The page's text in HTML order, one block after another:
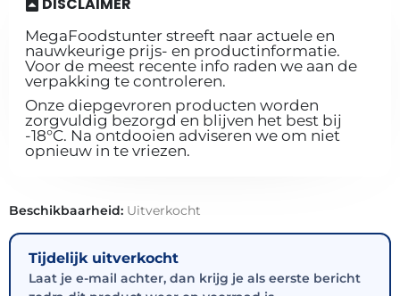
DISCLAIMER
MegaFoodstunter streeft naar actuele en
nauwkeurige prijs- en productinformatie.
Voor de meest recente info raden we aan de
verpakking te controleren.
Onze diepgevroren producten worden
zorgvuldig bezorgd en blijven het best bij
-18°C. Na ontdooien adviseren we om niet
opnieuw in te vriezen.
Beschikbaarheid: Uitverkocht
Tijdelijk uitverkocht
Laat je e-mail achter, dan krijg je als eerste bericht